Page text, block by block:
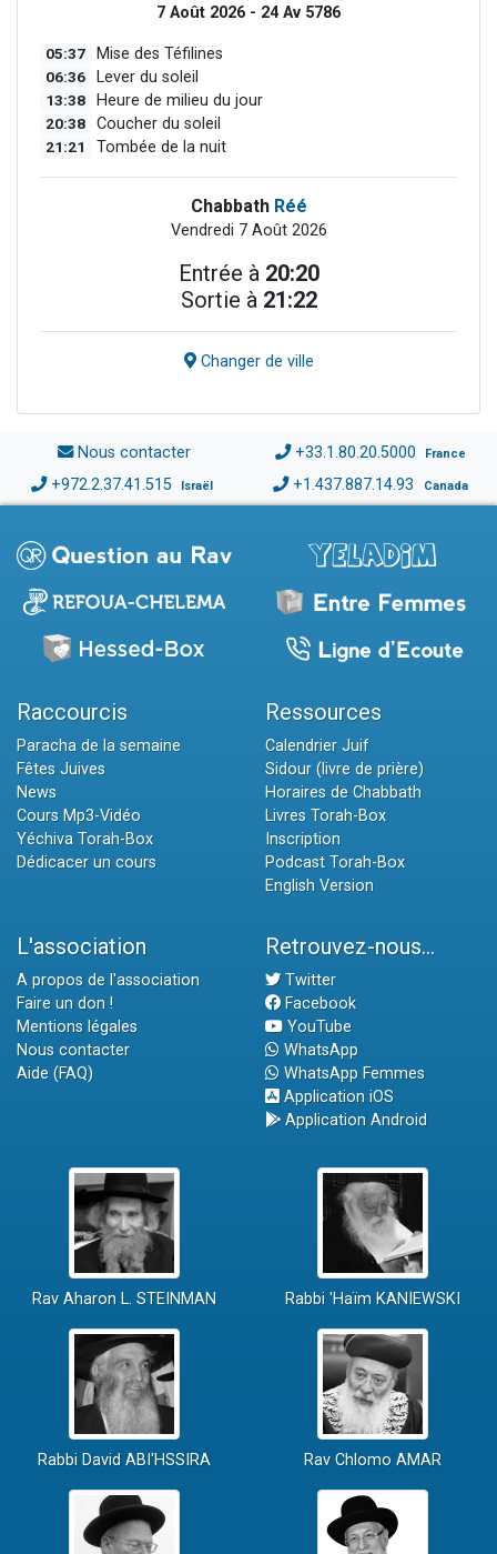
7 Août 2026 - 24 Av 5786
05:37 Mise des Téfilines
06:36 Lever du soleil
13:38 Heure de milieu du jour
20:38 Coucher du soleil
21:21 Tombée de la nuit
Chabbath Réé
Vendredi 7 Août 2026
Entrée à 20:20
Sortie à 21:22
Changer de ville
Nous contacter +33.1.80.20.5000 France
+972.2.37.41.515 Israël +1.437.887.14.93 Canada
Raccourcis
Paracha de la semaine
Fêtes Juives
News
Cours Mp3-Vidéo
Yéchiva Torah-Box
Dédicacer un cours
Ressources
Calendrier Juif
Sidour (livre de prière)
Horaires de Chabbath
Livres Torah-Box
Inscription
Podcast Torah-Box
English Version
L'association
A propos de l'association
Faire un don !
Mentions légales
Nous contacter
Aide (FAQ)
Retrouvez-nous...
Twitter
Facebook
YouTube
WhatsApp
WhatsApp Femmes
Application iOS
Application Android
Rav Aharon L. STEINMAN Rabbi 'Haïm KANIEWSKI
Rabbi David ABI'HSSIRA Rav Chlomo AMAR